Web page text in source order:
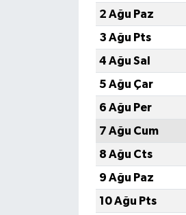
2 Ağu Paz
3 Ağu Pts
4 Ağu Sal
5 Ağu Çar
6 Ağu Per
7 Ağu Cum
8 Ağu Cts
9 Ağu Paz
10 Ağu Pts